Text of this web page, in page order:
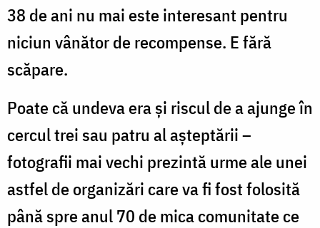
38 de ani nu mai este interesant pentru
niciun vânător de recompense. E fără
scăpare.
Poate că undeva era și riscul de a ajunge în
cercul trei sau patru al așteptării –
fotografii mai vechi prezintă urme ale unei
astfel de organizări care va fi fost folosită
până spre anul 70 de mica comunitate ce